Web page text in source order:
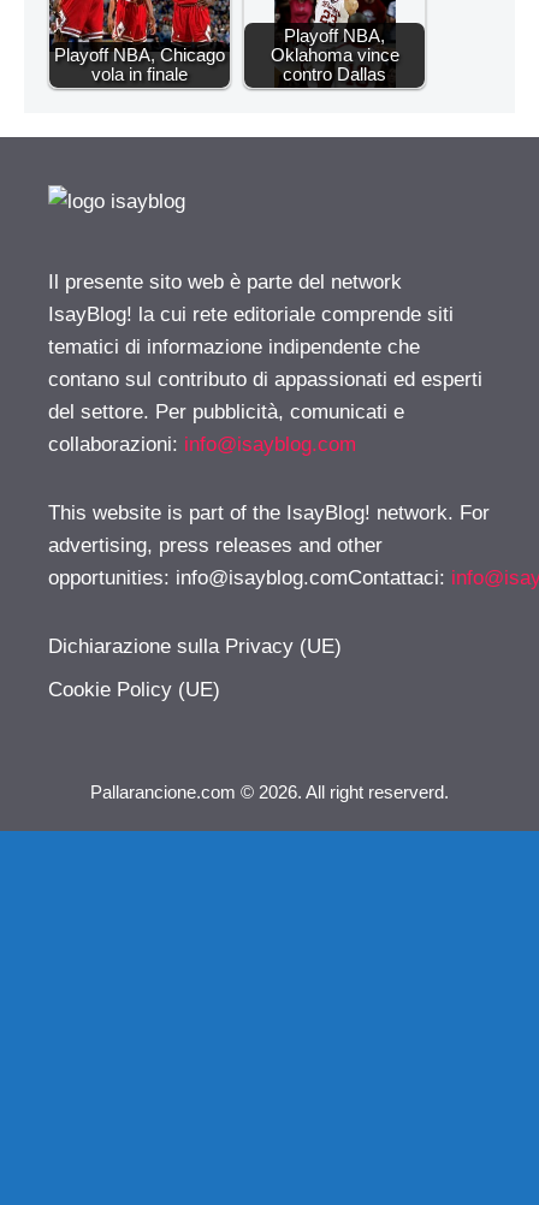
Playoff NBA, Chicago
vola in finale
Playoff NBA,
Oklahoma vince
contro Dallas
Il presente sito web è parte del network
IsayBlog! la cui rete editoriale comprende siti
tematici di informazione indipendente che
contano sul contributo di appassionati ed esperti
del settore. Per pubblicità, comunicati e
collaborazioni: info@isayblog.com
This website is part of the IsayBlog! network. For
advertising, press releases and other
opportunities: info@isayblog.comContattaci:
Dichiarazione sulla Privacy (UE)
Cookie Policy (UE)
Pallarancione.com © 2026. All right reserverd.